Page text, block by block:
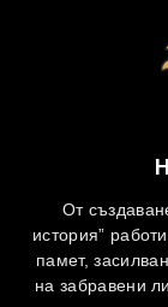
От
история”
памет,
на забравени